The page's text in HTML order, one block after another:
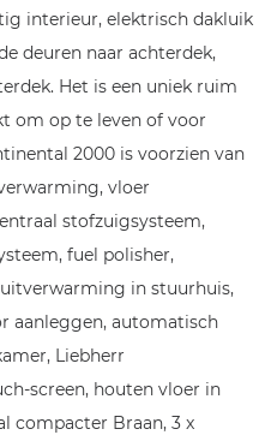
interieur, elektrisch dakluik
deuren naar achterdek,
Het is een uniek ruim
om op te leven of voor
2000 is voorzien van
vloer
stofzuigsysteem,
fuel polisher,
in stuurhuis,
aanleggen, automatisch
Liebherr
screen, houten vloer in
compacter Braan, 3 x